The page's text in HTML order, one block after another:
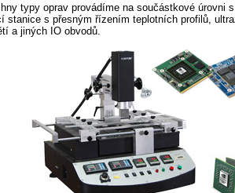
typy oprav provádíme na součástkové úrovni
stanice s přesným řízením teplotních profilů,
a jiných IO obvodů.